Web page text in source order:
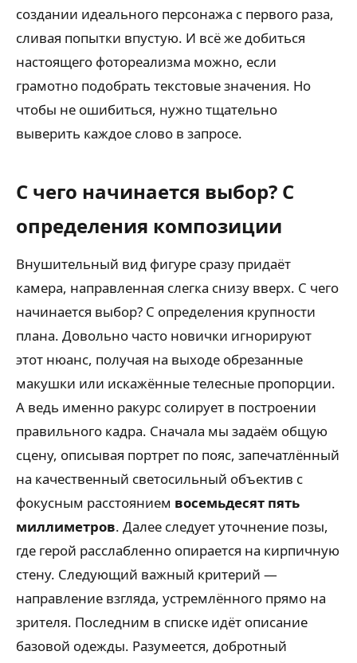
создании идеального персонажа с первого раза,
сливая попытки впустую. И всё же добиться
настоящего фотореализма можно, если
грамотно подобрать текстовые значения. Но
чтобы не ошибиться, нужно тщательно
выверить каждое слово в запросе.
С чего начинается выбор? С
определения композиции
Внушительный вид фигуре сразу придаёт
камера, направленная слегка снизу вверх. С чего
начинается выбор? С определения крупности
плана. Довольно часто новички игнорируют
этот нюанс, получая на выходе обрезанные
макушки или искажённые телесные пропорции.
А ведь именно ракурс солирует в построении
правильного кадра. Сначала мы задаём общую
сцену, описывая портрет по пояс, запечатлённый
на качественный светосильный объектив с
фокусным расстоянием восемьдесят пять
миллиметров. Далее следует уточнение позы,
где герой расслабленно опирается на кирпичную
стену. Следующий важный критерий —
направление взгляда, устремлённого прямо на
зрителя. Последним в списке идёт описание
базовой одежды. Разумеется, добротный